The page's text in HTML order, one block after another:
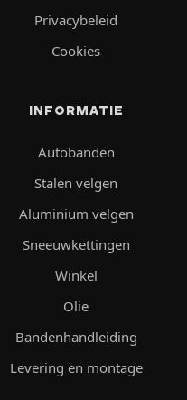
Privacybeleid
Cookies
INFORMATIE
Autobanden
Stalen velgen
Aluminium velgen
Sneeuwkettingen
Winkel
Olie
Bandenhandleiding
Levering en montage